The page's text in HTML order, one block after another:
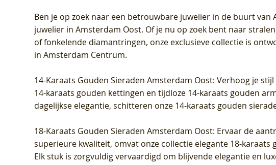
Blush Lab Diamonds Oorhangers
LG9006Y/S - Geelgoud (14k) met Lab
grown Diamant
Blush Lab Diamonds
LG9007Y/S -
grown Diamant
Blush Lab Diamonds Collier LG3019Y
– Geelgoud (14k) met Lab grown
Diamant
Blush Lab Diamonds
Geelgoud (14k) met
Diamant
Blush Lab Diamonds Ring LG1031Y -
Geelgoud (14k) met Lab grown
Diamant
Blush Lab Diamonds
Geelgoud (14k) met
Diamant
Ben je op zoek naar een betrouwbare juwelier in de buurt van
juwelier in Amsterdam Oost. Of je nu op zoek bent naar
of fonkelende diamantringen, onze exclusieve collectie is
in Amsterdam Centrum.
14-Karaats Gouden Sieraden Amsterdam Oost: Verhoog je
14-karaats gouden kettingen en tijdloze 14-karaats gouden
dagelijkse elegantie, schitteren onze 14-karaats gouden
18-Karaats Gouden Sieraden Amsterdam Oost: Ervaar de
superieure kwaliteit, omvat onze collectie elegante 18-
Elk stuk is zorgvuldig vervaardigd om blijvende elegantie en